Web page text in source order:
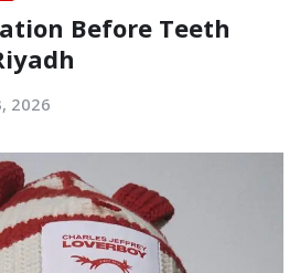
Before Teeth
2026